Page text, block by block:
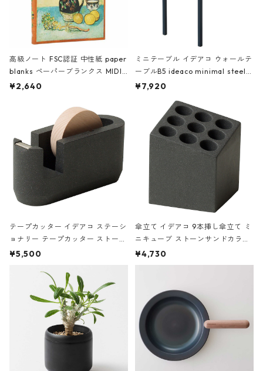
高級ノート FSC認証 中性紙 paper
blanks ペーパーブランクス MIDI
ハードカバー 罫線 ヴァン・ゴッホ
¥2,640
ミニテーブル イデアコ ウォールテ
ーブルB5 ideaco minimal steel f
urniture WALL Table B5 ネイビー
¥7,920
テープカッター イデアコ ステーシ
ョナリー テープカッター ストーン
サンドカラー 石調 ideaco Station
¥5,500
傘立て イデアコ 9本挿し傘立て ミ
ニキューブ ストーンサンドカラー
石調 ideaco Umbrella Stand CUB
E ストーンサンドブラック
¥4,730